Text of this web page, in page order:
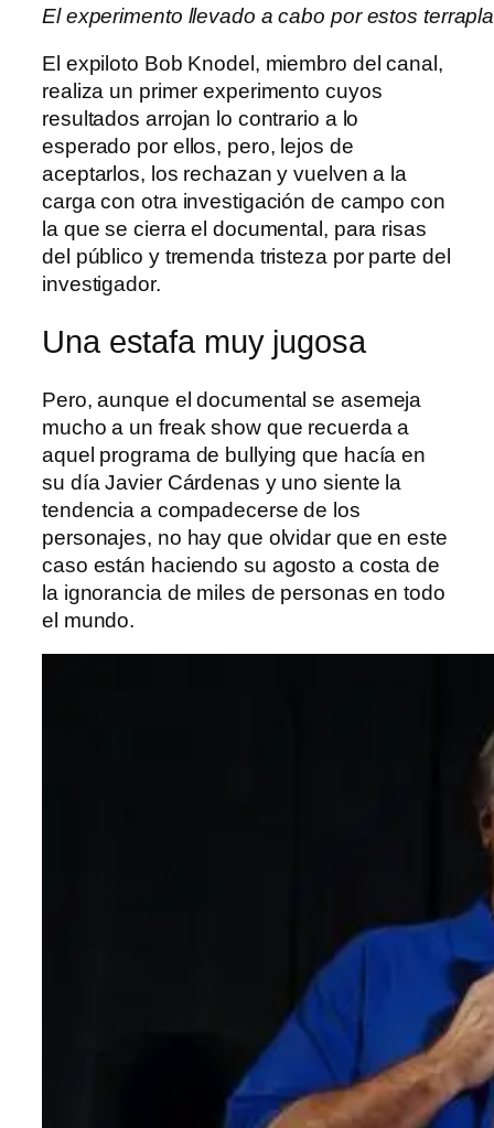
El experimento llevado a cabo por estos
El expiloto Bob Knodel, miembro del canal,
realiza un primer experimento cuyos
resultados arrojan lo contrario a lo
esperado por ellos, pero, lejos de
aceptarlos, los rechazan y vuelven a la
carga con otra investigación de campo con
la que se cierra el documental, para risas
del público y tremenda tristeza por parte del
investigador.
Una estafa muy jugosa
Pero, aunque el documental se asemeja
mucho a un freak show que recuerda a
aquel programa de bullying que hacía en
su día Javier Cárdenas y uno siente la
tendencia a compadecerse de los
personajes, no hay que olvidar que en este
caso están haciendo su agosto a costa de
la ignorancia de miles de personas en todo
el mundo.